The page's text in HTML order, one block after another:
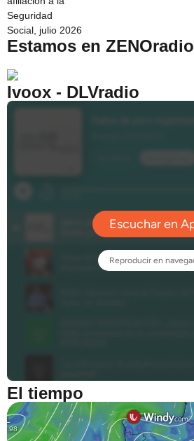
Estamos en ZENOradio
Ivoox - DLVradio
El tiempo